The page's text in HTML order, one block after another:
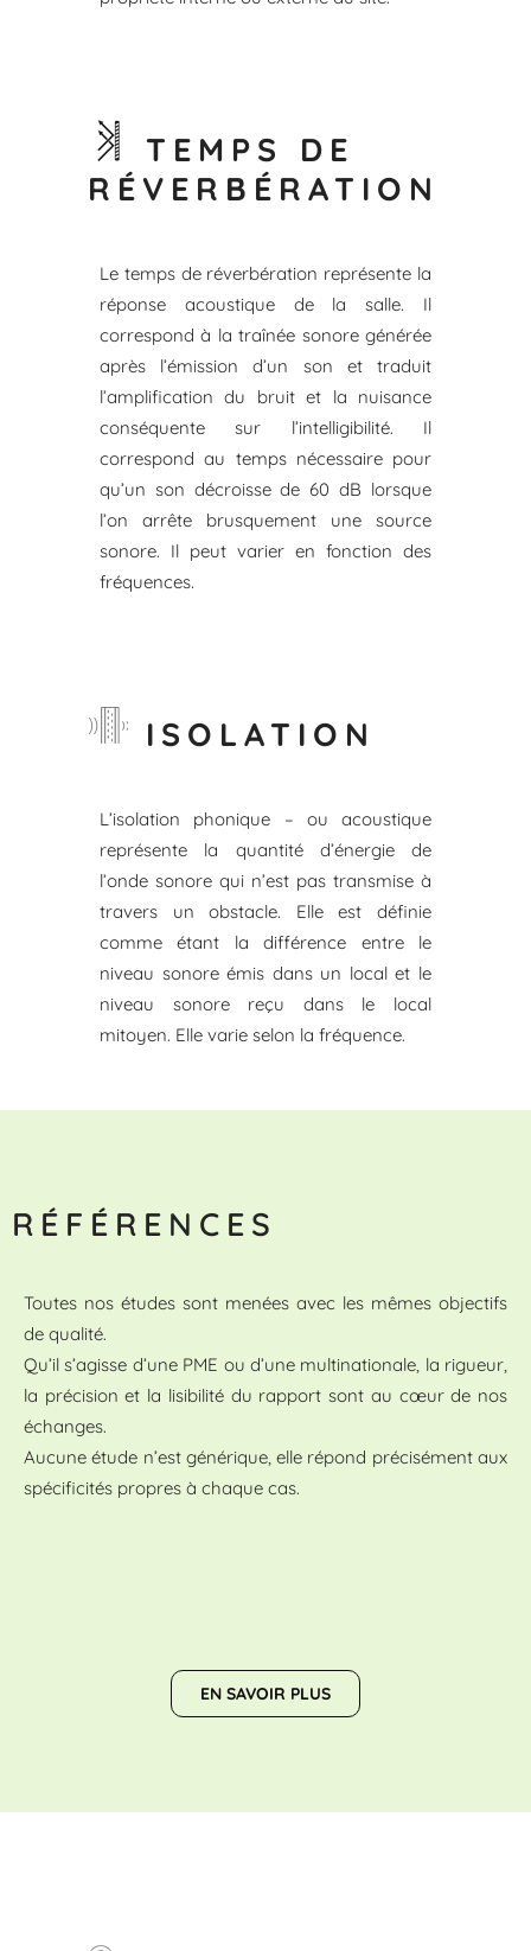
TEMPS DE
RÉVERBÉRATION
Le temps de réverbération représente la
réponse acoustique de la salle. Il
correspond à la traînée sonore générée
après l’émission d’un son et traduit
l’amplification du bruit et la nuisance
conséquente sur l’intelligibilité. Il
correspond au temps nécessaire pour
qu’un son décroisse de 60 dB lorsque
l’on arrête brusquement une source
sonore. Il peut varier en fonction des
fréquences.
ISOLATION
L’isolation phonique – ou acoustique
représente la quantité d’énergie de
l’onde sonore qui n’est pas transmise à
travers un obstacle. Elle est définie
comme étant la différence entre le
niveau sonore émis dans un local et le
niveau sonore reçu dans le local
mitoyen. Elle varie selon la fréquence.
RÉFÉRENCES
Toutes nos études sont menées avec les mêmes objectifs
de qualité.
Qu’il s’agisse d’une PME ou d’une multinationale, la rigueur,
la précision et la lisibilité du rapport sont au cœur de nos
échanges.
Aucune étude n’est générique, elle répond précisément aux
spécificités propres à chaque cas.
EN SAVOIR PLUS